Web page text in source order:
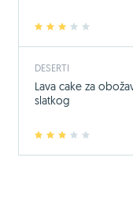
2 3 4
DESERTI
2 3 4
Lava cake za
slatkog